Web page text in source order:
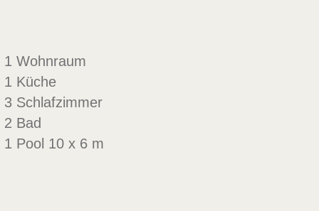
1 Wohnraum
1 Küche
3 Schlafzimmer
2 Bad
1 Pool 10 x 6 m